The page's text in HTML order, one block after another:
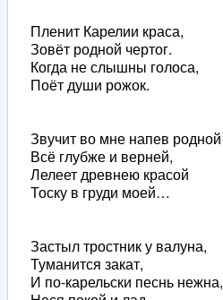
Пленит Карелии краса,
Зовёт родной чертог.
Когда не слышны голоса,
Поёт души рожок.
Звучит во мне напев родной
Всё глубже и верней,
Лелеет древнею красой
Тоску в груди моей…
Застыл тростник у валуна,
Туманится закат,
И по-карельски песнь нежна,